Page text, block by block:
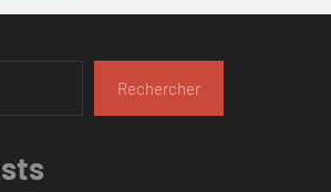
Rechercher